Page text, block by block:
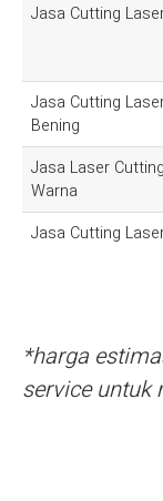
Jasa Cutting
Jasa Cutting
Bening
Jasa Laser
Warna
Jasa Cutting
*harga
service untuk